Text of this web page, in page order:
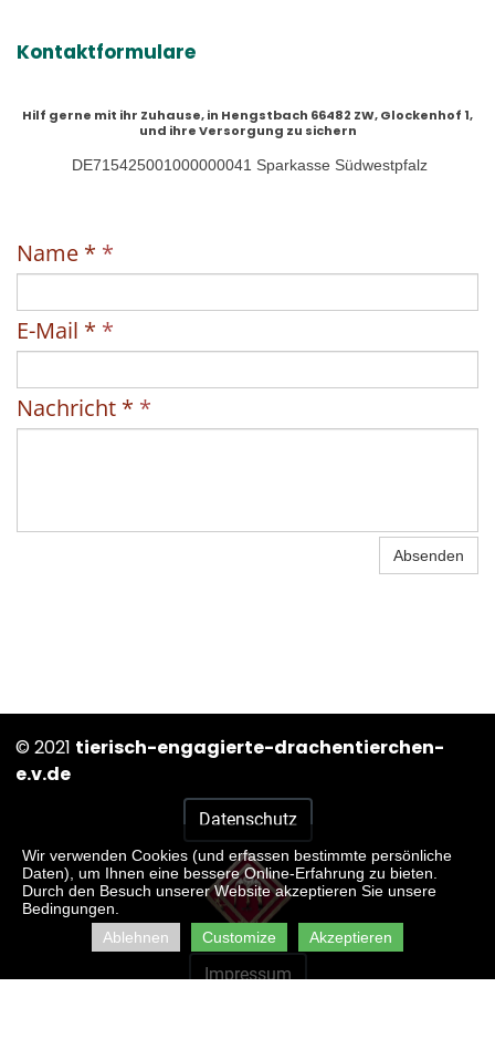
Kontaktformulare
Hilf gerne mit ihr Zuhause, in Hengstbach 66482 ZW, Glockenhof 1,
und ihre Versorgung zu sichern
DE715425001000000041 Sparkasse Südwestpfalz
Name * *
E-Mail * *
Nachricht * *
Absenden
© 2021 tierisch-engagierte-drachentierchen-
e.v.de
Datenschutz
Impressum
Wir verwenden Cookies (und erfassen bestimmte persönliche
Daten), um Ihnen eine bessere Online-Erfahrung zu bieten.
Durch den Besuch unserer Website akzeptieren Sie unsere
Bedingungen.
Ablehnen
Customize Akzeptieren